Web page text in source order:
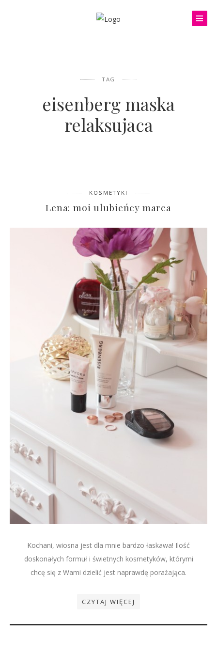
TAG
eisenberg maska
relaksujaca
KOSMETYKI
Lena: moi ulubieńcy marca
Kochani, wiosna jest dla mnie bardzo łaskawa! Ilość
doskonałych formuł i świetnych kosmetyków, którymi
chcę się z Wami dzielić jest naprawdę porażająca.
CZYTAJ WIĘCEJ